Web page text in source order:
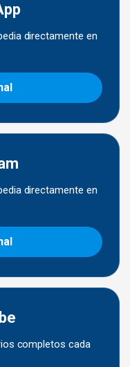
directamente en
directamente en
completos cada